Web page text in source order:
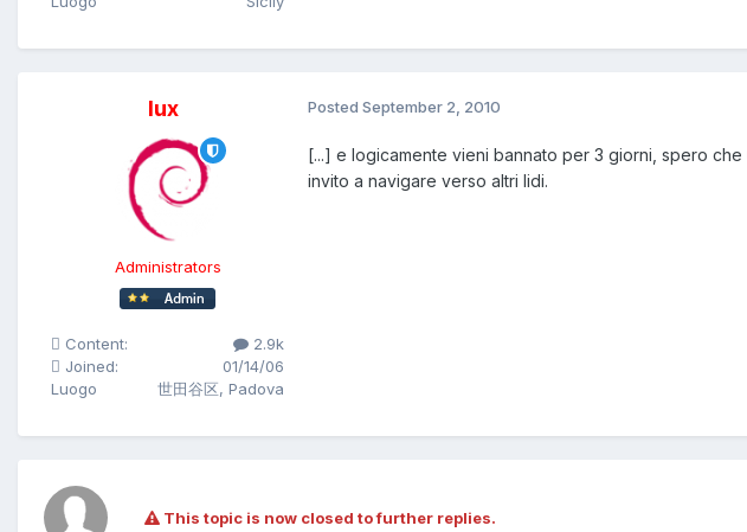
lux
Administrators
Content:
2.9k
Joined:
01/14/06
Luogo
世田谷区, Padova
Posted September 2, 2010
[...] e logicamente vieni bannato per 3 giorni, spero
invito a navigare verso altri lidi.
This topic is now closed to further replies.